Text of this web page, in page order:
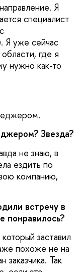
Я
специалист
Я уже сейчас
где я
нужно как-то
Звезда?
не знаю, в
ездить по
компанию,
встречу в
понравилось?
заставил
похоже не на
заказчика. Так